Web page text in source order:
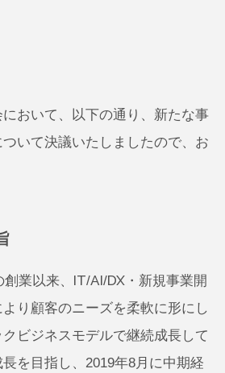
おいて、以下の通り、新たな事
いて決議いたしましたので、お
業以来、IT/AI/DX・新規事業開
り顧客のニーズを柔軟に形にし
ビジネスモデルで継続成長して
を⽬指し、2019年8月に中期経